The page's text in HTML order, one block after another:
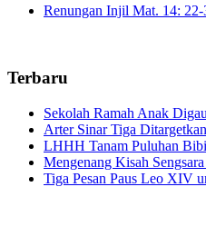
Renungan Injil Mat. 14: 22-
Terbaru
Sekolah Ramah Anak
Arter Sinar Tiga
LHHH Tanam Puluhan
Mengenang Kisah
Tiga Pesan Paus Leo XIV